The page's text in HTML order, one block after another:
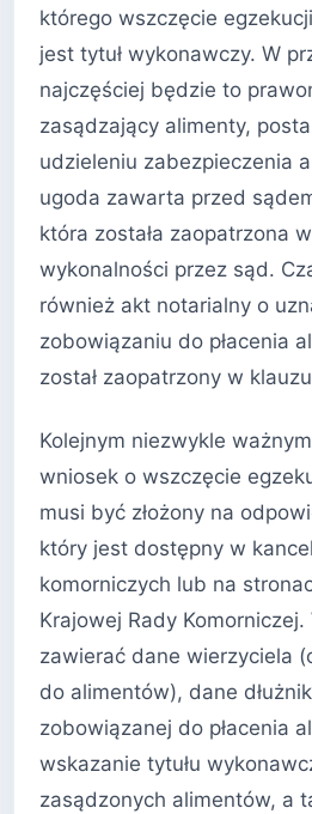
którego wszczęcie
jest tytuł wykonawczy. W
najczęściej będzie to
zasądzający alimenty,
udzieleniu zabezpieczenia
ugoda zawarta przed
która została zaopatrzona
wykonalności przez sąd.
również akt notarialny o
zobowiązaniu do płacenia
został zaopatrzony w
Kolejnym niezwykle
wniosek o wszczęcie
musi być złożony na
który jest dostępny w
komorniczych lub na
Krajowej Rady
zawierać dane wierzyciela
do alimentów), dane
zobowiązanej do płacenia
wskazanie tytułu
zasądzonych alimentów, a